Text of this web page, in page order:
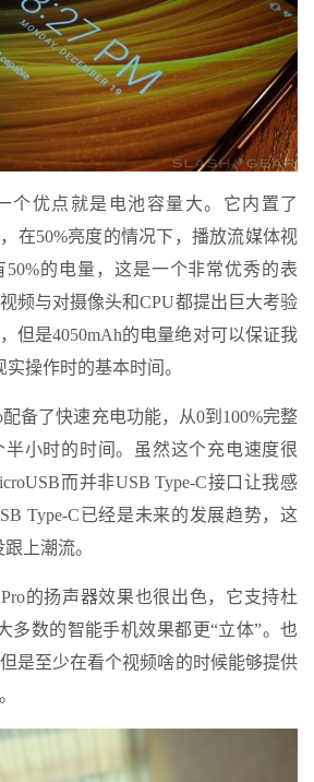
个优点就是电池容量大。它内置了
在50%亮度的情况下，播放流媒体视
的电量，这是一个非常优秀的表
频与对摄像头和CPU都提出巨大考验
但是4050mAh的电量绝对可以保证我
操作时的基本时间。
配备了快速充电功能，从0到100%完整
小时的时间。虽然这个充电速度很
而并非USB Type-C接口让我感
Type-C已经是未来的发展趋势，这
上潮流。
的扬声器效果也很出色，它支持杜
多数的智能手机效果都更“立体”。也
是至少在看个视频啥的时候能够提供